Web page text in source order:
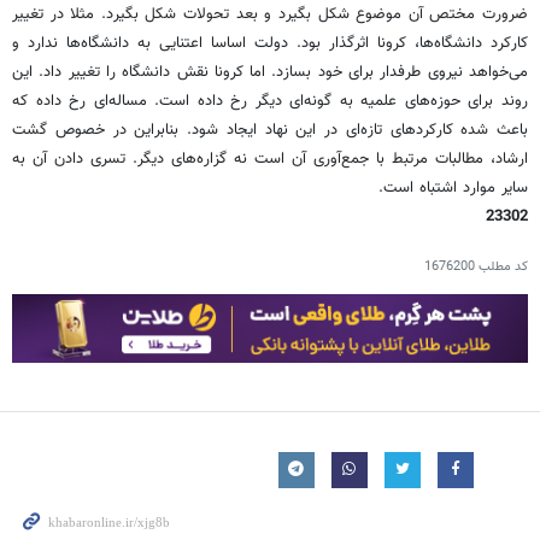
ضرورت مختص آن موضوع شکل بگیرد و بعد تحولات شکل بگیرد. مثلا در تغییر
کارکرد دانشگاه‌ها، کرونا اثرگذار بود. دولت اساسا اعتنایی به دانشگاه‌ها ندارد و
می‌خواهد نیروی طرفدار برای خود بسازد. اما کرونا نقش دانشگاه را تغییر داد. این
روند برای حوزه‌های علمیه به گونه‌ای دیگر رخ داده است. مساله‌ای رخ داده که
باعث شده کارکردهای تازه‌ای در این نهاد ایجاد شود. بنابراین در خصوص گشت
ارشاد، مطالبات مرتبط با جمع‌آوری آن است نه گزاره‌های دیگر. تسری دادن آن به
سایر موارد اشتباه است.
23302
کد مطلب1676200